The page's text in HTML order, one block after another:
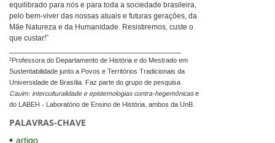
equilibrado para nós e para toda a sociedade brasileira,
pelo bem-viver das nossas atuais e futuras gerações, da
Mãe Natureza e da Humanidade. Resistiremos, custe o
que custar!”
¹Professora do Departamento de História e do Mestrado em
Sustentabilidade junto a Povos e Territórios Tradicionais da
Universidade de Brasília. Faz parte do grupo de pesquisa
Cauim: interculturalidade e epistemologias contra-hegemônicase
do LABEH - Laboratório de Ensino de História, ambos da UnB.
PALAVRAS-CHAVE